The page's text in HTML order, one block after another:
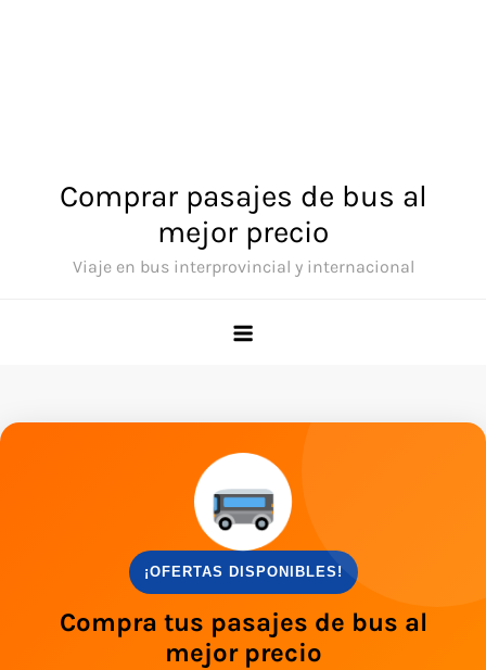
Comprar pasajes de bus al
mejor precio
Viaje en bus interprovincial y internacional
¡OFERTAS DISPONIBLES!
Compra tus pasajes de bus al
mejor precio